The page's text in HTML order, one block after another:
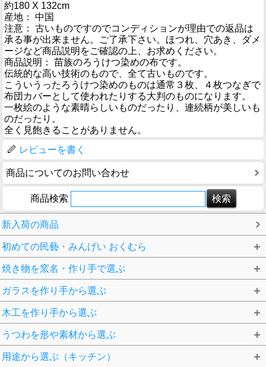
約180 X 132cm
産地： 中国
注意： 古いものですのでコンディションが理由での返品は
承る事が出来ません。ご了承下さい。ほつれ、穴あき、ダメ
ージなど商品説明をご確認の上、お求めください。
商品説明： 苗族のろうけつ染めの布です。
伝統的な高い技術のもので、全て古いものです。
こういうったろうけつ染めのものは通常３枚、４枚つなぎで
布団カバーとして使われたりする大判のものになります。
一枚絵のような素晴らしいものだったり、連続柄が美しいも
のだったり。
全く見飽きることがありません。
レビューを書く
商品についてのお問い合わせ
商品検索
新入荷の商品
初めての民藝・みんげい おくむら
焼き物を窯名・作り手で選ぶ
ガラスを作り手から選ぶ
木工を作り手から選ぶ
うつわを形や素材から選ぶ
用途から選ぶ（キッチン）